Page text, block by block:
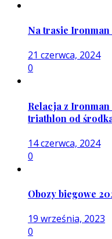
Na trasie Ironman
21 czerwca, 2024
0
Relacja z Ironman
triathlon od
14 czerwca, 2024
0
Obozy biegowe
19 września, 2023
0